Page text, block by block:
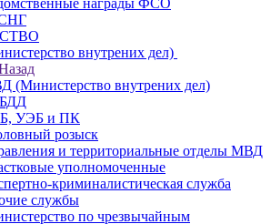
награды ФСО
внутрених дел)
(Министерство внутрених дел)
УЭБ и ПК
розыск
и территориальные отделы МВД
уполномоченные
криминалистическая служба
службы
по чрезвычайным